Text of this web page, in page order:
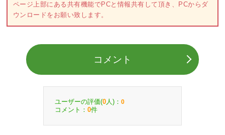
ページ上部にある共有機能でPCと情報共有して頂き、PCからダ
ウンロードをお願い致します。
コメント
ユーザーの評価(0 人)： 0
コメント： 0件